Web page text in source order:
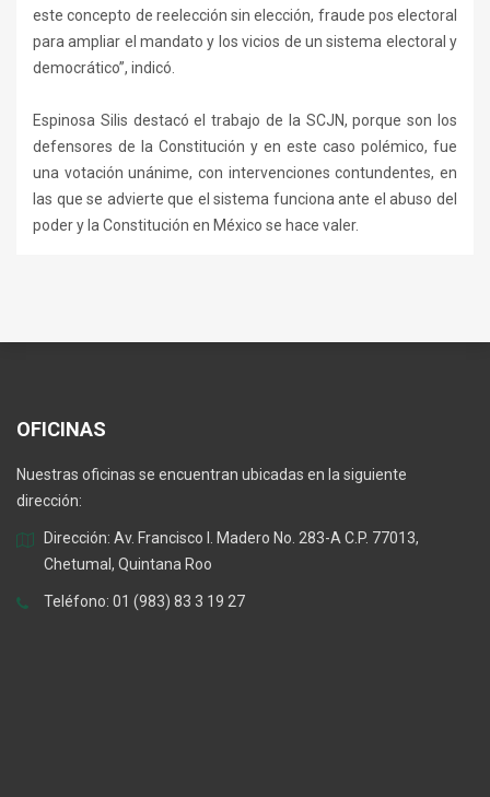
este concepto de reelección sin elección, fraude pos electoral
para ampliar el mandato y los vicios de un sistema electoral y
democrático”, indicó.
Espinosa Silis destacó el trabajo de la SCJN, porque son los
defensores de la Constitución y en este caso polémico, fue
una votación unánime, con intervenciones contundentes, en
las que se advierte que el sistema funciona ante el abuso del
poder y la Constitución en México se hace valer.
OFICINAS
Nuestras oficinas se encuentran ubicadas en la siguiente
dirección:
Dirección: Av. Francisco I. Madero No. 283-A C.P. 77013,
Chetumal, Quintana Roo
Teléfono: 01 (983) 83 3 19 27